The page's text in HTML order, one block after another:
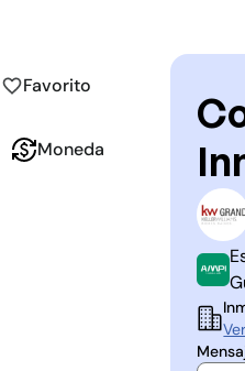
Favorito
Moneda
KG